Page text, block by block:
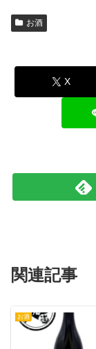
お酒
X
関連記事
お酒